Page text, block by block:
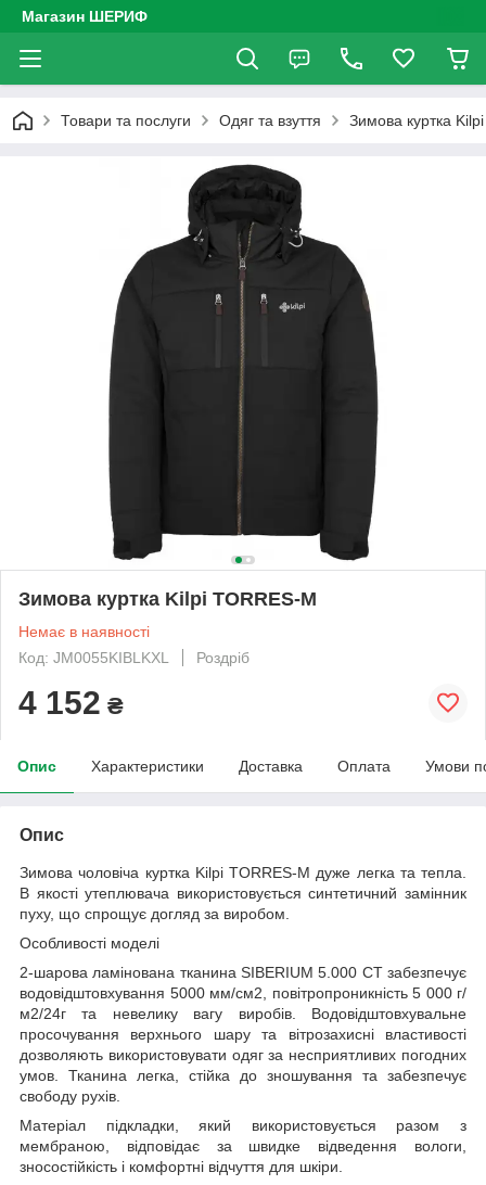
Магазин ШЕРИФ
Товари та послуги Одяг та взуття Зимова куртка
Зимова куртка Kilpi TORRES-M
Немає в наявності
Код: JM0055KIBLKXL
Роздріб
4 152 ₴
Опис Характеристики Доставка Оплата Умови
Опис
Зимова чоловіча куртка Kilpi TORRES-M дуже легка та тепла.
В якості утеплювача використовується синтетичний замінник
пуху, що спрощує догляд за виробом.
Особливості моделі
2-шарова ламінована тканина SIBERIUM 5.000 СТ забезпечує
водовідштовхування 5000 мм/см2, повітропроникність 5 000 г/
м2/24г та невелику вагу виробів. Водовідштовхувальне
просочування верхнього шару та вітрозахисні властивості
дозволяють використовувати одяг за несприятливих погодних
умов. Тканина легка, стійка до зношування та забезпечує
свободу рухів.
Матеріал підкладки, який використовується разом з
мембраною, відповідає за швидке відведення вологи,
зносостійкість і комфортні відчуття для шкіри.